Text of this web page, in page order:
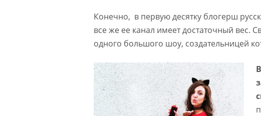
Конечно, в первую десятку блогерш
все же ее канал имеет достаточный вес.
одного большого шоу, создательницей